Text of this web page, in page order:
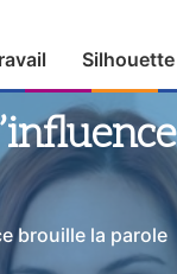
Silhouette
brouille la parole